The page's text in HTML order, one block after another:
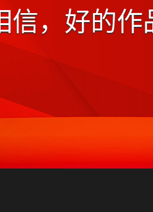
信，好的作